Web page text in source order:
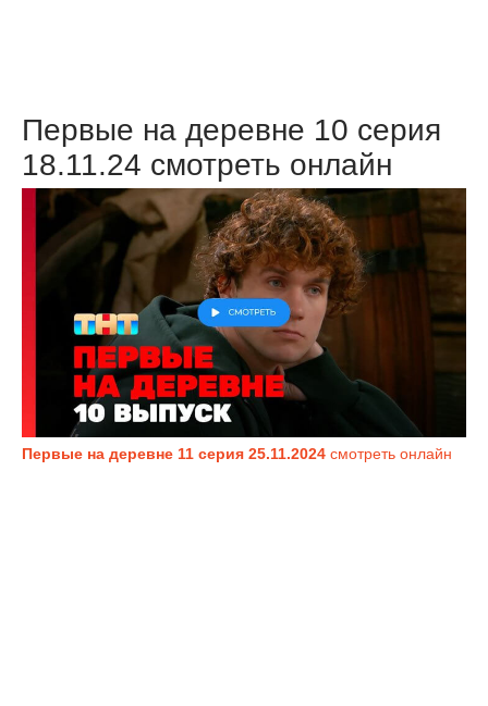
Первые на деревне 10 серия
18.11.24 смотреть онлайн
Первые на деревне 11 серия 25.11.2024 смотреть онлайн